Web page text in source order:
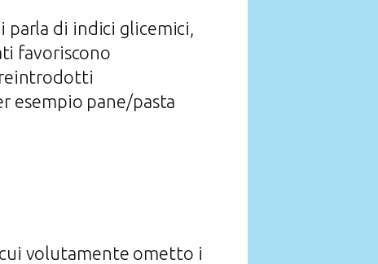
di indici glicemici,
favoriscono
reintrodotti
esempio pane/pasta
volutamente ometto i